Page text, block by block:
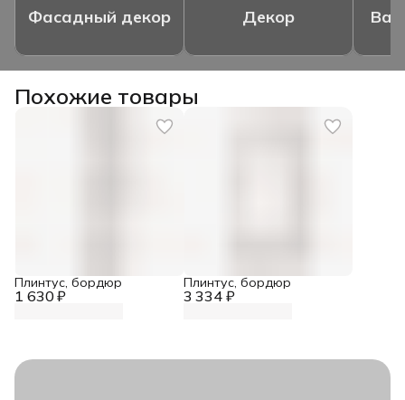
Фасадный декор Декор
Похожие товары
1 630 ₽
Плинтус, бордюр
3 334 ₽
Плинтус, бордюр